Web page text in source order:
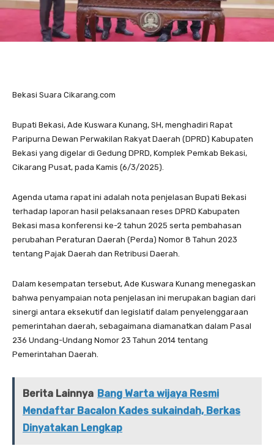
Bekasi Suara Cikarang.com
Bupati Bekasi, Ade Kuswara Kunang, SH, menghadiri Rapat
Paripurna Dewan Perwakilan Rakyat Daerah (DPRD) Kabupaten
Bekasi yang digelar di Gedung DPRD, Komplek Pemkab Bekasi,
Cikarang Pusat, pada Kamis (6/3/2025).
Agenda utama rapat ini adalah nota penjelasan Bupati Bekasi
terhadap laporan hasil pelaksanaan reses DPRD Kabupaten
Bekasi masa konferensi ke-2 tahun 2025 serta pembahasan
perubahan Peraturan Daerah (Perda) Nomor 8 Tahun 2023
tentang Pajak Daerah dan Retribusi Daerah.
Dalam kesempatan tersebut, Ade Kuswara Kunang menegaskan
bahwa penyampaian nota penjelasan ini merupakan bagian dari
sinergi antara eksekutif dan legislatif dalam penyelenggaraan
pemerintahan daerah, sebagaimana diamanatkan dalam Pasal
236 Undang-Undang Nomor 23 Tahun 2014 tentang
Pemerintahan Daerah.
Berita Lainnya Bang Warta wijaya Resmi
Mendaftar Bacalon Kades sukaindah, Berkas
Dinyatakan Lengkap